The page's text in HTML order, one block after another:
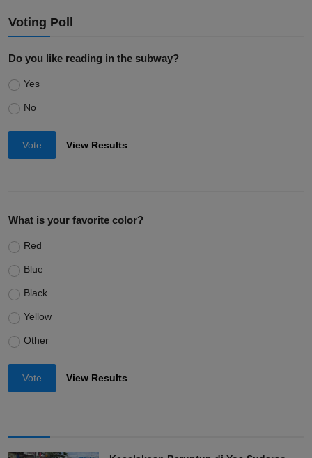
Voting Poll
Do you like reading in the subway?
Yes
No
Vote View Results
What is your favorite color?
Red
Blue
Black
Yellow
Other
Vote View Results